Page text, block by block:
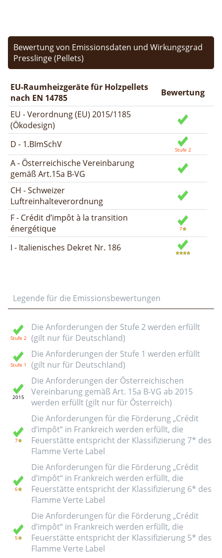
Bewertung von Emissionsdaten und Wirkungsgrad
Presslinge (Pellets)
EU-Raumheizgeräte für Holzpellets
nach EN 14785
Bewertung
EU - Verordnung (EU) 2015/1185
(Ökodesign)
D - 1.BImSchV
A - Österreichische Vereinbarung
gemäß Art.15a B-VG
CH - Schweizer
Luftreinhalteverordnung
F - Crédit d’impôt à la transition
énergétique
I - Italienisches Dekret Nr. 186
Legende für die Emissionsbewertungen
Die Anforderungen der Stufe 2 werden erfüllt
(gilt nur für Deutschland)
Die Anforderungen der Stufe 1 werden erfüllt
(gilt nur für Deutschland)
Die Anforderungen der Österreichischen
Vereinbarung gemäß Art. 15a B-VG ab 2015
werden erfüllt (gilt nur für Österreich)
Die Anforderungen für die Förderung „Crédit
d’impôt“ in Frankreich werden erfüllt, die
Feuerstätte entspricht der Klassifizierung 7* des
Flamme Verte Label
Die Anforderungen für die Förderung „Crédit
d’impôt“ in Frankreich werden erfüllt, die
Feuerstätte entspricht der Klassifizierung 6* des
Flamme Verte Label
Die Anforderungen für die Förderung „Crédit
d’impôt“ in Frankreich werden erfüllt, die
Feuerstätte entspricht der Klassifizierung 5* des
Flamme Verte Label